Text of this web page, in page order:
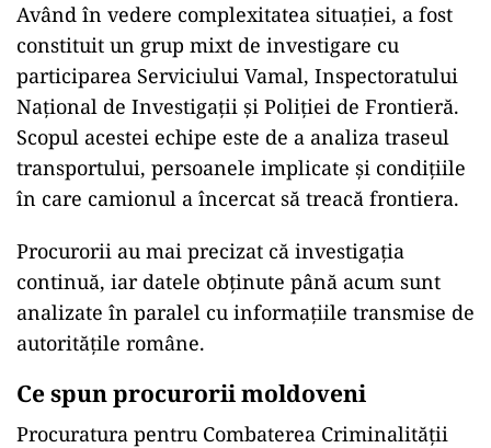
Având în vedere complexitatea situației, a fost
constituit un grup mixt de investigare cu
participarea Serviciului Vamal, Inspectoratului
Național de Investigații și Poliției de Frontieră.
Scopul acestei echipe este de a analiza traseul
transportului, persoanele implicate și condițiile
în care camionul a încercat să treacă frontiera.
Procurorii au mai precizat că investigația
continuă, iar datele obținute până acum sunt
analizate în paralel cu informațiile transmise de
autoritățile române.
Ce spun procurorii moldoveni
Procuratura pentru Combaterea Criminalității